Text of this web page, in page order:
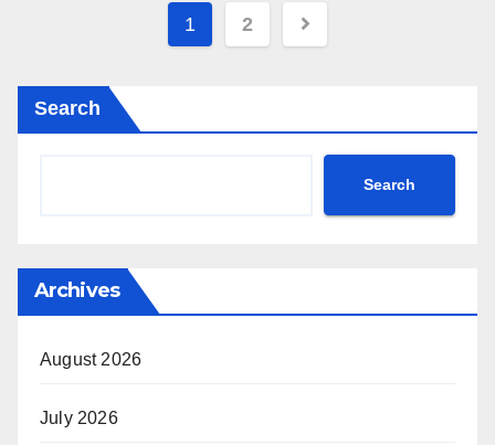
Posts
1 2
Search
Search
Archives
August 2026
July 2026